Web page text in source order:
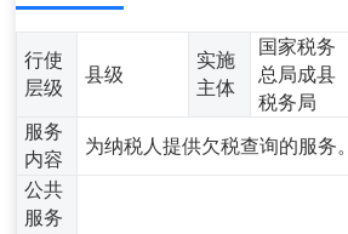
行使
层级
县级
实施
主体
国家税务
总局成县
税务局
服务
内容
为纳税人提供欠税查询的服务。
公共
服务